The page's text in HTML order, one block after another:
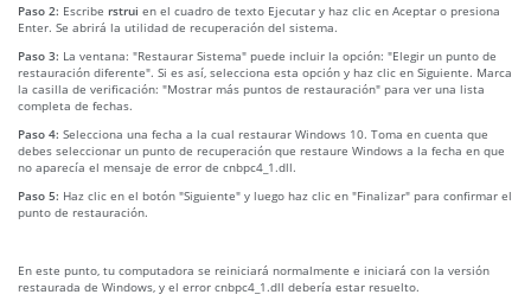
Paso 2: Escribe rstrui en el cuadro de texto Ejecutar y haz clic en Aceptar o presiona
Enter. Se abrirá la utilidad de recuperación del sistema.
Paso 3: La ventana: "Restaurar Sistema" puede incluir la opción: "Elegir un punto de
restauración diferente". Si es así, selecciona esta opción y haz clic en Siguiente. Marca
la casilla de verificación: "Mostrar más puntos de restauración" para ver una lista
completa de fechas.
Paso 4: Selecciona una fecha a la cual restaurar Windows 10. Toma en cuenta que
debes seleccionar un punto de recuperación que restaure Windows a la fecha en que
no aparecía el mensaje de error de cnbpc4_1.dll.
Paso 5: Haz clic en el botón "Siguiente" y luego haz clic en "Finalizar" para confirmar el
punto de restauración.
En este punto, tu computadora se reiniciará normalmente e iniciará con la versión
restaurada de Windows, y el error cnbpc4_1.dll debería estar resuelto.